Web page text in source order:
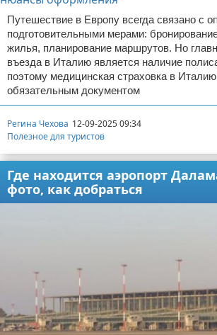
Путешествие в Европу всегда связано с
подготовительными мерами:
жилья, планирование маршрутов. Но
въезда в Италию является наличие
поэтому медицинская страховка в Италию
обязательным документом
Регина Чехова 12-09-2025 09:34
Полезное для туристов
Где находится аэропорт
фото, как добраться